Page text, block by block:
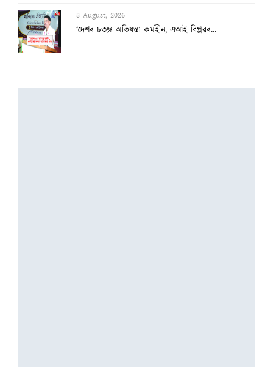
3 August, 2026
২৫ হাজাৰৰ স্ব-গণনা সম্পন্ন
অসমৰ বানক ৰাষ্ট্ৰীয় সমস্যা ঘোষণাৰ দাবীত...